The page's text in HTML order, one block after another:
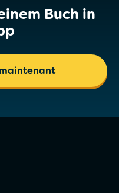
Buch in